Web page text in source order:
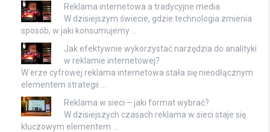
Reklama internetowa a tradycyjne media
W dzisiejszym świecie, gdzie technologia zmienia
sposób, w jaki konsumujemy …
Jak efektywnie wykorzystać narzędzia do analityki
w reklamie internetowej?
W erze cyfrowej reklama internetowa stała się nieodłącznym
elementem strategii …
Reklama w sieci – jaki format wybrać?
W dzisiejszych czasach reklama w sieci staje się
kluczowym elementem …